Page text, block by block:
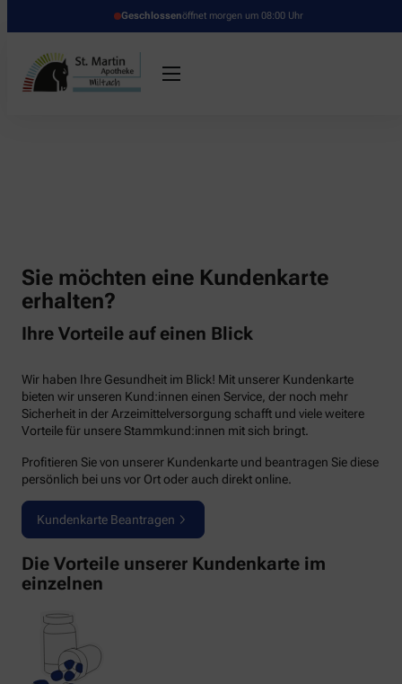
Geschlossenöffnet morgen um 08:00 Uhr
Sie möchten eine Kundenkarte
erhalten?
Ihre Vorteile auf einen Blick
Wir haben Ihre Gesundheit im Blick! Mit unserer Kundenkarte
bieten wir unseren Kund:innen einen Service, der noch mehr
Sicherheit in der Arzeimittelversorgung schafft und viele weitere
Vorteile für unsere Stammkund:innen mit sich bringt.
Profitieren Sie von unserer Kundenkarte und beantragen Sie diese
persönlich bei uns vor Ort oder auch direkt online.
Kundenkarte Beantragen
Die Vorteile unserer Kundenkarte im
einzelnen